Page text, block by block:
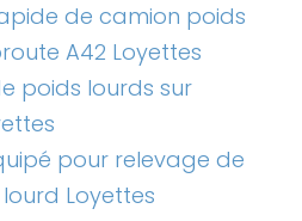
de camion poids
A42 Loyettes
poids lourds sur
pour relevage de
Loyettes